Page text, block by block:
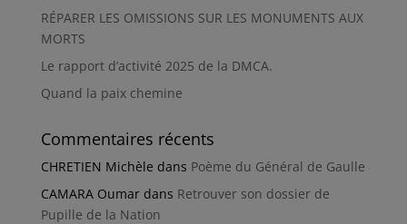
RÉPARER LES OMISSIONS SUR LES MONUMENTS AUX
MORTS
Le rapport d’activité 2025 de la DMCA.
Quand la paix chemine
Commentaires récents
CHRETIEN Michèle dans Poème du Général de Gaulle
CAMARA Oumardans Retrouver son dossier de
Pupille de la Nation